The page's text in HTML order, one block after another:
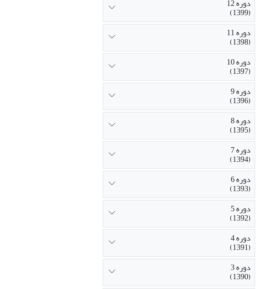
دوره 12
(1399)
دوره 11
(1398)
دوره 10
(1397)
دوره 9
(1396)
دوره 8
(1395)
دوره 7
(1394)
دوره 6
(1393)
دوره 5
(1392)
دوره 4
(1391)
دوره 3
(1390)